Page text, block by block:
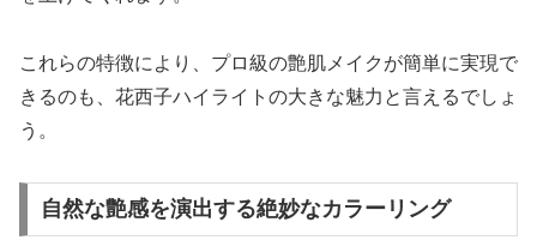
これらの特徴により、プロ級の艶肌メイクが簡単に実現で
きるのも、花西子ハイライトの大きな魅力と言えるでしょ
う。
自然な艶感を演出する絶妙なカラーリング